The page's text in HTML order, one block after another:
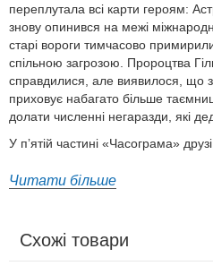
переплутала всі карти героям:
знову опинився на межі
старі вороги тимчасово
спільною загрозою. Пророцтва
справдилися, але виявилося, що
приховує набагато більше
долати численні негаразди, які
У пʼятій частині «Часограма»
Читати більше
Схожі товари